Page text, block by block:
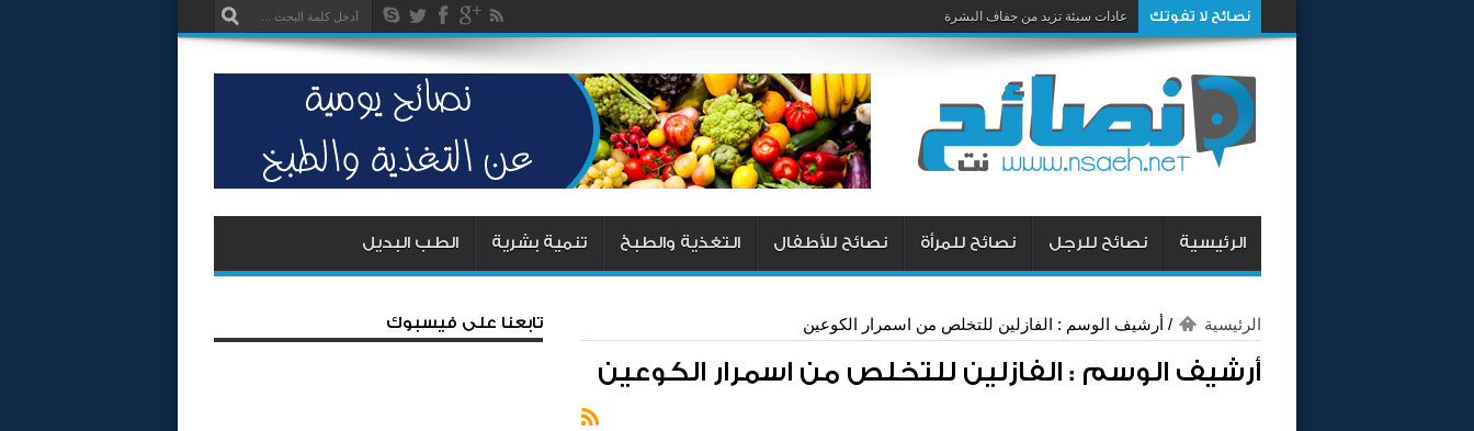
نصائح لا تفوتك عادات سيئة تزيد من جفاف البشرة
الرئيسية نصائح للرجل نصائح للمرأة نصائح للأطفال التغذية والطبخ تنمية بشرية الطب البديل
الرئيسية / أرشيف الوسم : الفازلين للتخلص من اسمرار الكوعين
أرشيف الوسم : الفازلين للتخلص من اسمرار الكوعين
تابعنا على فيسبوك